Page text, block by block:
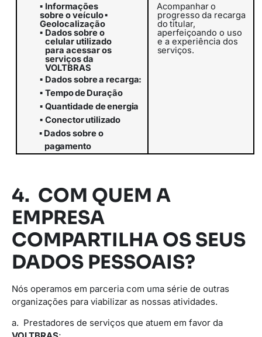
▪ Informações
sobre o veículo▪
Geolocalização
▪ Dados sobre o
celular utilizado
para acessar os
serviços da
VOLTBRAS
▪ Dadossobrea recarga:
▪ TempodeDuração
▪ Quantidadedeenergia
▪ Conectorutilizado
▪ Dadossobreo
pagamento
Acompanhar o
progresso da recarga
do titular,
aperfeiçoando o uso
e a experiência dos
serviços.
4. COM QUEM A
EMPRESA
COMPARTILHA OS SEUS
DADOS PESSOAIS?
Nós operamos em parceria com uma série de outras
organizações para viabilizar as nossas atividades.
a. Prestadores de serviços que atuem em favor da